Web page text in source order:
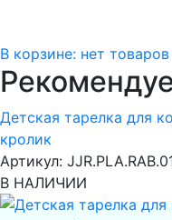
В корзине: нет товаров
Детская тарелка для
кролик
Артикул:
В НАЛИЧИИ